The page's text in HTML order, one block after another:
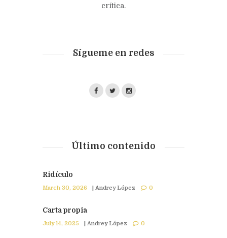
crítica.
Sígueme en redes
Último contenido
Ridículo
March 30, 2026 | Andrey López 0
Carta propia
July 14, 2025 | Andrey López 0